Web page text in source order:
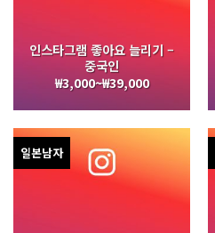
인스타그램 좋아요 늘리기 –
중국인
₩3,000~₩39,000
일본남자